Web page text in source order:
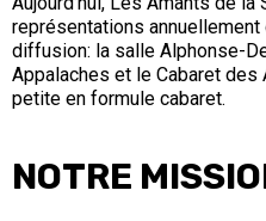
représentations
diffusion: la salle Alphonse-
Appalaches et le Cabaret
petite en formule cabaret.
NOTRE